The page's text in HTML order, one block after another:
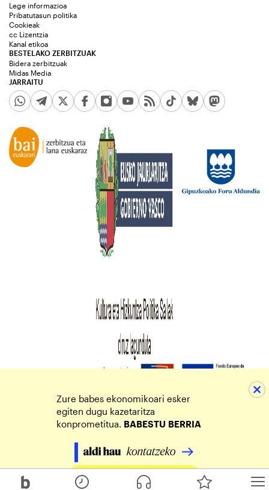
JARRAITU
Lege informazioa
Pribatutasun politika
Cookieak
cc Lizentzia
Kanal etikoa
BESTELAKO ZERBITZUAK
Bidera zerbitzuak
Midas Media
Zure babes ekonomikoari esker
egiten dugu kazetaritza
konprometitua. BABESTU BERRIA
Egin zure ekarpena